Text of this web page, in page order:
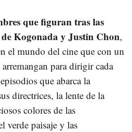
que figuran tras las
de Kogonada y Justin Chon,
el mundo del cine que con un
para dirigir cada
que abarca la
directrices, la lente de la
colores de las
verde paisaje y las